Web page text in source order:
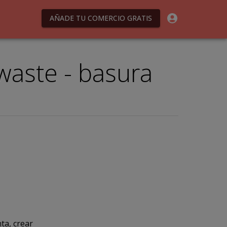
AÑADE TU COMERCIO GRATIS
- basura
crear